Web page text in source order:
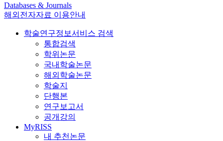
Databases & Journals
해외전자자료 이용안내
학술연구정보서비스 검색
통합검색
학위논문
국내학술논문
해외학술논문
학술지
단행본
연구보고서
공개강의
MyRISS
내 추천논문